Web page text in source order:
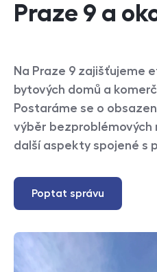
Praze 9 a
Na Praze 9 zajišťujeme
bytových domů a
Postaráme se o
výběr bezproblémových
další aspekty spojené s
Poptat správu